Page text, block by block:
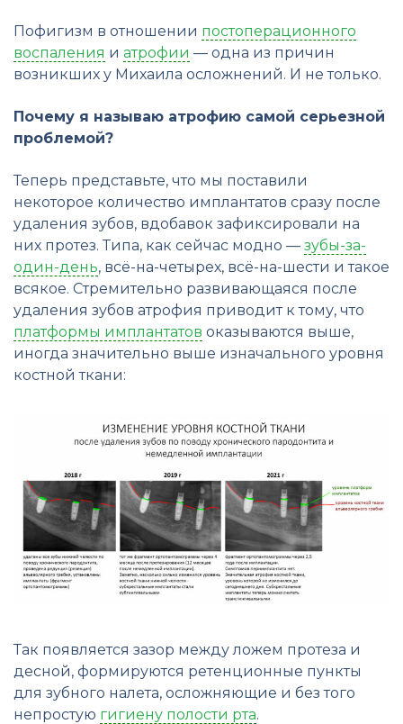
Пофигизм в отношении постоперационного
воспаления и атрофии — одна из причин
возникших у Михаила осложнений. И не только.
Почему я называю атрофию самой серьезной
проблемой?
Теперь представьте, что мы поставили
некоторое количество имплантатов сразу после
удаления зубов, вдобавок зафиксировали на
них протез. Типа, как сейчас модно — зубы-за-
один-день, всё-на-четырех, всё-на-шести и такое
всякое. Стремительно развивающаяся после
удаления зубов атрофия приводит к тому, что
платформы имплантатов оказываются выше,
иногда значительно выше изначального уровня
костной ткани:
Так появляется зазор между ложем протеза и
десной, формируются ретенционные пункты
для зубного налета, осложняющие и без того
непростую гигиену полости рта.